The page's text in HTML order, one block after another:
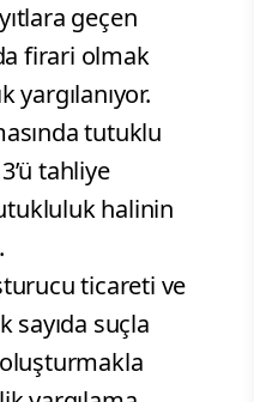
geçen
firari olmak
yargılanıyor.
tutuklu
tahliye
halinin
ticareti ve
sayıda suçla